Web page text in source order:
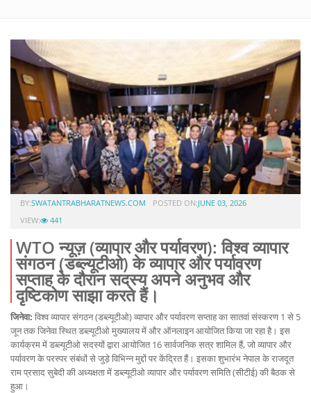
BY:SWATANTRABHARATNEWS.COM POSTED ON:JUNE 03, 2026
VIEW:
441
WTO न्यूज़ (व्यापार और पर्यावरण): विश्व व्यापार
संगठन (डब्ल्यूटीओ) के व्यापार और पर्यावरण
सप्ताह के दौरान सदस्य अपने अनुभव और
दृष्टिकोण साझा करते हैं।
जिनेवा: विश्व व्यापार संगठन (डब्ल्यूटीओ) व्यापार और पर्यावरण सप्ताह का सातवां संस्करण 1 से 5
जून तक जिनेवा स्थित डब्ल्यूटीओ मुख्यालय में और ऑनलाइन आयोजित किया जा रहा है। इस
कार्यक्रम में डब्ल्यूटीओ सदस्यों द्वारा आयोजित 16 सार्वजनिक सत्र शामिल हैं, जो व्यापार और
पर्यावरण के परस्पर संबंधों से जुड़े विभिन्न मुद्दों पर केंद्रित हैं। इसका शुभारंभ नेपाल के राजदूत
राम प्रसाद सुबेदी की अध्यक्षता में डब्ल्यूटीओ व्यापार और पर्यावरण समिति (सीटीई) की बैठक से
हुआ।